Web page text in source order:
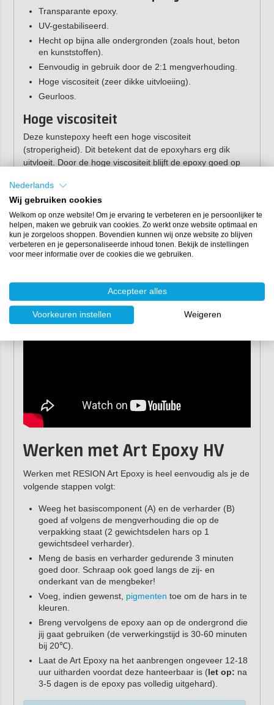
Transparante epoxy.
UV-gestabiliseerd.
Hecht op bijna alle ondergronden (zoals hout, beton
en kunststoffen).
Eenvoudig in gebruik door de 2:1 mengverhouding.
Hoge viscositeit (zeer dikke uitvloeiing).
Geurloos.
Hoge viscositeit
Deze kunstepoxy heeft een hoge viscositeit
(stroperigheid). Dit betekent dat de epoxyhars erg dik
uitvloeit. Door de hoge viscositeit blijft de epoxy goed op
geodes en schilderijen te maken. Daarnaast lopen
pigmenten minder snel uit waardoor je
verschillende zones in je kunstwerk kunt maken.
Tip:ben je op zoek naar een kunst epoxyhars die
dunner uitvloeit? Bekijk dan onzeRESION UV
(lage viscositeit) of de
Werken met Art Epoxy HV
Werken met RESION Art Epoxy is heel eenvoudig als je de
volgende stappen volgt:
Weeg het basiscomponent (A) en de verharder (B)
goed af volgens de mengverhouding die op de
verpakking staat (2 gewichtsdelen hars op 1
gewichtsdeel verharder).
Meng de basis en verharder gedurende 3 minuten
goed door. Schraap ook goed langs de zij- en
onderkant van de mengbeker!
Voeg, indien gewenst, pigmenten toe om de hars in te
kleuren.
Breng vervolgens de epoxy aan op de ondergrond die
jij gaat gebruiken (de verwerkingstijd is 30-60 minuten
bij 20℃).
Laat de Art Epoxy na het aanbrengen ongeveer 12-18
uur uitharden voordat deze hanteerbaar is (let op: na
3-5 dagen is de epoxy pas volledig uitgehard).
Nederlands
Wij gebruiken cookies
Welkom op onze website! Om je ervaring te verbeteren en je persoonlijker te
helpen, maken we gebruik van cookies. Zo werkt onze website optimaal en
kun je zorgeloos shoppen. Bovendien kunnen wij onze website zo blijven
verbeteren en je gepersonaliseerde inhoud tonen. Bekijk de instellingen
voor meer informatie over de cookies die we gebruiken.
Accepteer alles
Voorkeuren instellen Weigeren